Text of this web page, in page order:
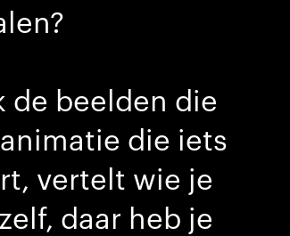
de beelden die
die iets
vertelt wie je
daar heb je